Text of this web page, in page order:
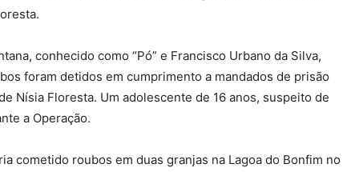
conhecido como “Pó” e Francisco Urbano da Silva,
foram detidos em cumprimento a mandados de prisão
Nísia Floresta. Um adolescente de 16 anos, suspeito de
a Operação.
cometido roubos em duas granjas na Lagoa do Bonfim no